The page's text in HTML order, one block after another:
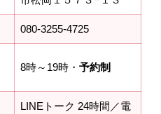
080-3255-4725
8時～19時・ 予約制
LINEトーク 24時間／電